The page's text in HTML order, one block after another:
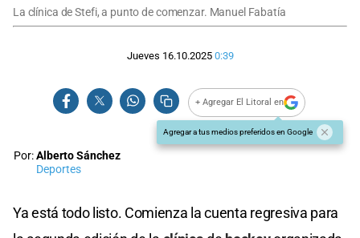
La clínica de Stefi, a punto de comenzar. Manuel Fabatía
Jueves 16.10.2025 0:39
+ Agregar El Litoral en
Agregar a tus medios preferidos en Google
Por:Alberto Sánchez
Deportes
Ya está todo listo. Comienza la cuenta regresiva para